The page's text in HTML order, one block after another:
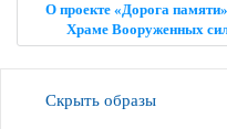
О проекте «Дорога
Храме Вооруженных
Скрыть образы